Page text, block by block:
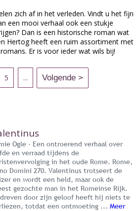
zich af in het verleden. Vindt u het fijn
een mooi verhaal ook een stukje
Dan is een historische roman wat
Hertog heeft een ruim assortiment met
Er is voor ieder wat wils bij!
5 ...
Ogle - Een ontroerend verhaal over
en verraad tijdens de
in het oude Rome. Rome,
Domini 270. Valentinus trotseert de
en wordt een held, maar ook de
gezochte man in het Romeinse Rijk.
door zijn geloof heeft hij niets te
totdat een ontmoeting ... Meer